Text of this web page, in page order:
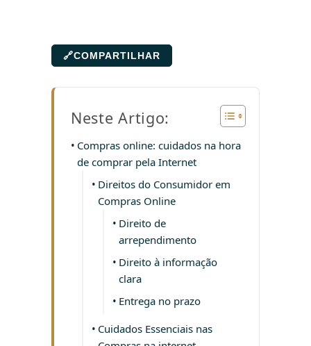
🔗COMPARTILHAR
Neste Artigo:
Compras online: cuidados na hora
de comprar pela Internet
Direitos do Consumidor em
Compras Online
Direito de
arrependimento
Direito à informação
clara
Entrega no prazo
Cuidados Essenciais nas